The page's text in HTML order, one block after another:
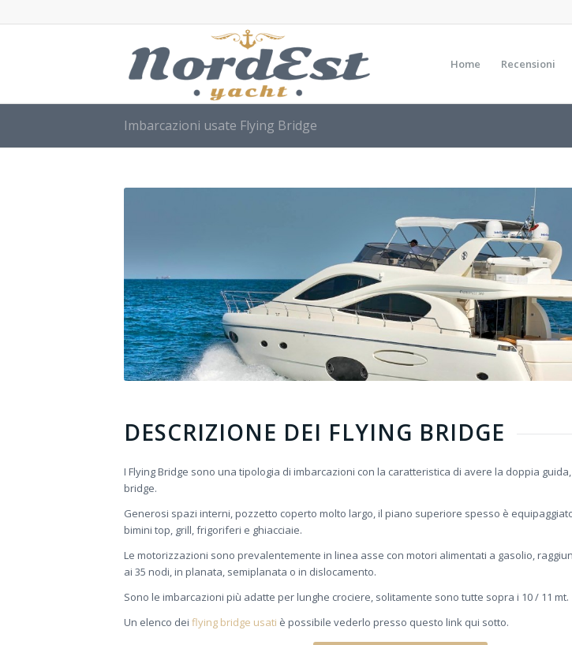
Home Recensioni
Imbarcazioni usate Flying Bridge
DESCRIZIONE DEI FLYING BRIDGE
I Flying Bridge sono una tipologia di imbarcazioni con la caratteristica di avere la doppia
bridge.
Generosi spazi interni, pozzetto coperto molto largo, il piano superiore spesso è
bimini top, grill, frigoriferi e ghiacciaie.
Le motorizzazioni sono prevalentemente in linea asse con motori alimentati a gasolio,
ai 35 nodi, in planata, semiplanata o in dislocamento.
Sono le imbarcazioni più adatte per lunghe crociere, solitamente sono tutte sopra i 10 / 11 mt.
Un elenco dei flying bridge usati è possibile vederlo presso questo link qui sotto.